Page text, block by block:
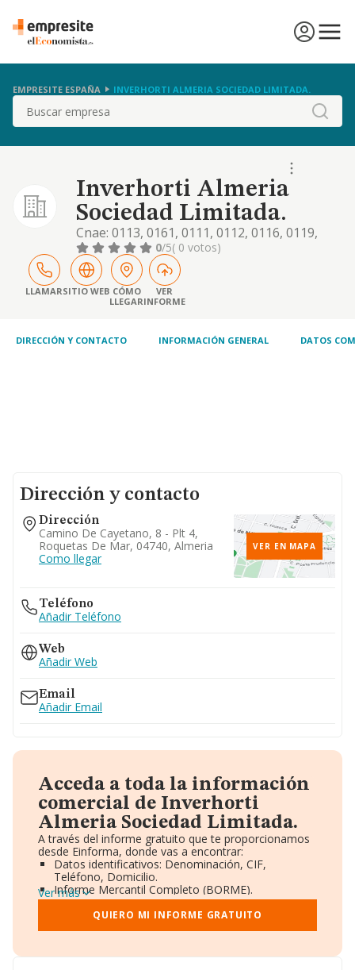
EMPRESITE ESPAÑA INVERHORTI ALMERIA SOCIEDAD LIMITADA.
Buscar
Inverhorti Almeria
Sociedad Limitada.
Cnae: 0113, 0161, 0111, 0112, 0116, 0119,
0121, 0122, 0123, 0124, 0125, 0126, 0127,
0128, 0161, 0162, 0163, 2511, 2512, 4121,
4122, 4311, 4312, 4313, 4329, 4332, 4333,
4334, 4339, 4391, 4399, 4941, 5210, 5221,
5224, y 5229, 4619, 5510, 5520, 5530, 5590,
act
0/5( 0 votos)
LLAMARSITIO WEB CÓMO
LLEGAR
VER
INFORME
DIRECCIÓN Y CONTACTO INFORMACIÓN GENERAL DATOS
Dirección y contacto
Dirección
Camino De Cayetano, 8 - Plt 4,
Roquetas De Mar, 04740, Almeria
Como llegar
VER EN MAPA
Teléfono
Añadir Teléfono
Web
Añadir Web
Email
Añadir Email
Acceda a toda la información
comercial de Inverhorti
Almeria Sociedad Limitada.
A través del informe gratuito que te proporcionamos
desde Einforma, donde vas a encontrar:
Datos identificativos: Denominación, CIF,
Teléfono, Domicilio.
Informe Mercantil Completo (BORME).
Gráficos de Evolución Ventas y Empleados.
Consejo de Administración y Administradores.
Directivos y Ejecutivos.
Ver más
QUIERO MI INFORME GRATUITO